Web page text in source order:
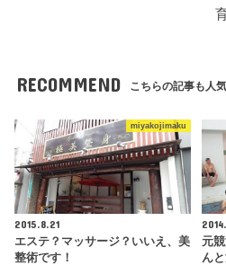
RECOMMEND こちらの記事も人気
miyakojimaku
2015.8.21
エステ？マッサージ？いいえ、美
整術です！
元
ん